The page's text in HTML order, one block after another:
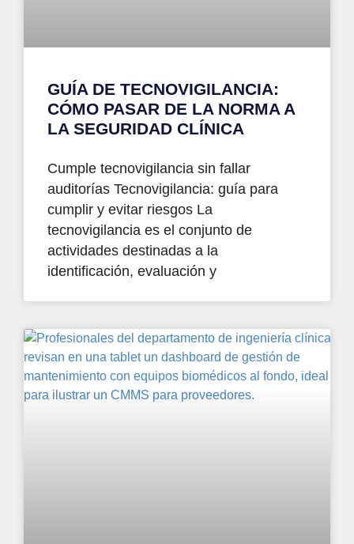
GUÍA DE TECNOVIGILANCIA:
CÓMO PASAR DE LA NORMA A
LA SEGURIDAD CLÍNICA
Cumple tecnovigilancia sin fallar
auditorías Tecnovigilancia: guía para
cumplir y evitar riesgos La
tecnovigilancia es el conjunto de
actividades destinadas a la
identificación, evaluación y